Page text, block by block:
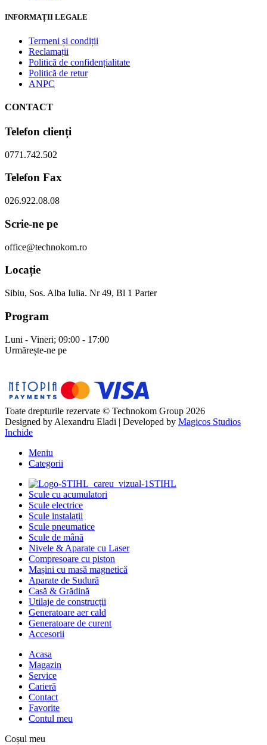
INFORMAȚII LEGALE
Termeni și condiții
Reclamații
Politică de confidențialitate
Politică de retur
ANPC
CONTACT
Telefon clienți
0771.742.502
Telefon Fax
026.922.08.08
Scrie-ne pe
office@technokom.ro
Locație
Sibiu, Sos. Alba Iulia. Nr 49, Bl 1 Parter
Program
Luni - Vineri; 09:00 - 17:00
Urmărește-ne pe
Toate drepturile rezervate © Technokom Group 2026
Designed by Alexandru Eladi | Developed by Magicos Studios
Inchide
Meniu
Categorii
STIHL
Scule cu acumulatori
Scule electrice
Scule instalații
Scule pneumatice
Scule de mână
Nivele & Aparate cu Laser
Compresoare cu piston
Mașini cu masă magnetică
Aparate de Sudură
Casă & Grădină
Utilaje de construcții
Generatoare aer cald
Generatoare de curent
Accesorii
Acasa
Magazin
Service
Carieră
Contact
Favorite
Contul meu
Coșul meu